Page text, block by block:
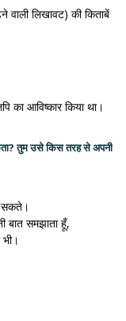
लिखावट) की किताबें
आविष्कार किया था।
तुम उसे किस तरह से अपनी
सकते।
बात समझाता हूँ,